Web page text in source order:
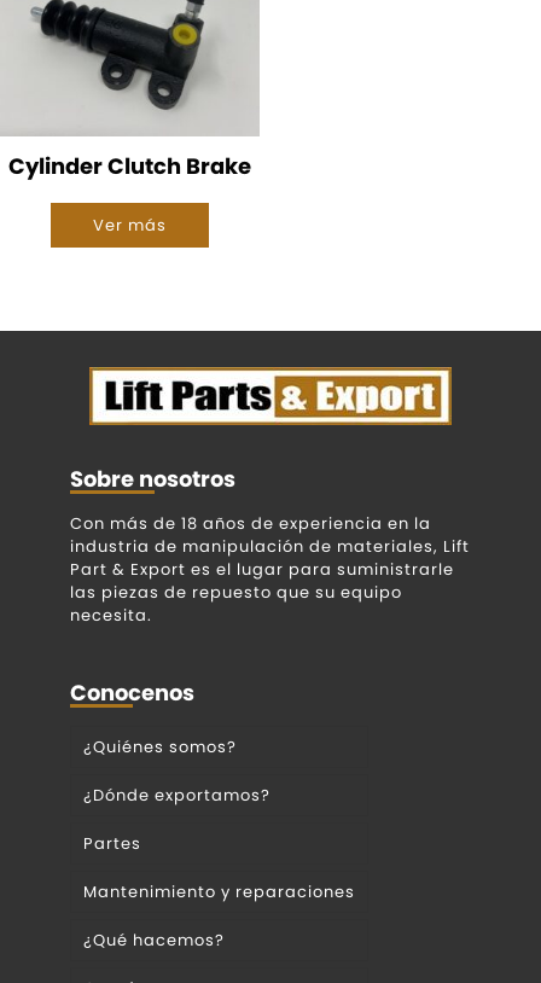
Cylinder Clutch Brake
Ver más
Sobre nosotros
Con más de 18 años de experiencia en la
industria de manipulación de materiales, Lift
Part & Export es el lugar para suministrarle
las piezas de repuesto que su equipo
necesita.
Conocenos
¿Quiénes somos?
¿Dónde exportamos?
Partes
Mantenimiento y reparaciones
¿Qué hacemos?